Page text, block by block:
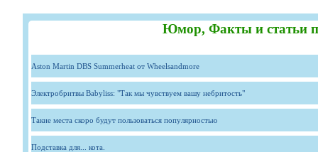
Юмор, Факты и статьи
Aston Martin DBS Summerheat от Wheelsandmore
Электробритвы Babyliss: "Так мы чувствуем вашу небритость"
Такие места скоро будут пользоваться популярностью
Подставка для... кота.